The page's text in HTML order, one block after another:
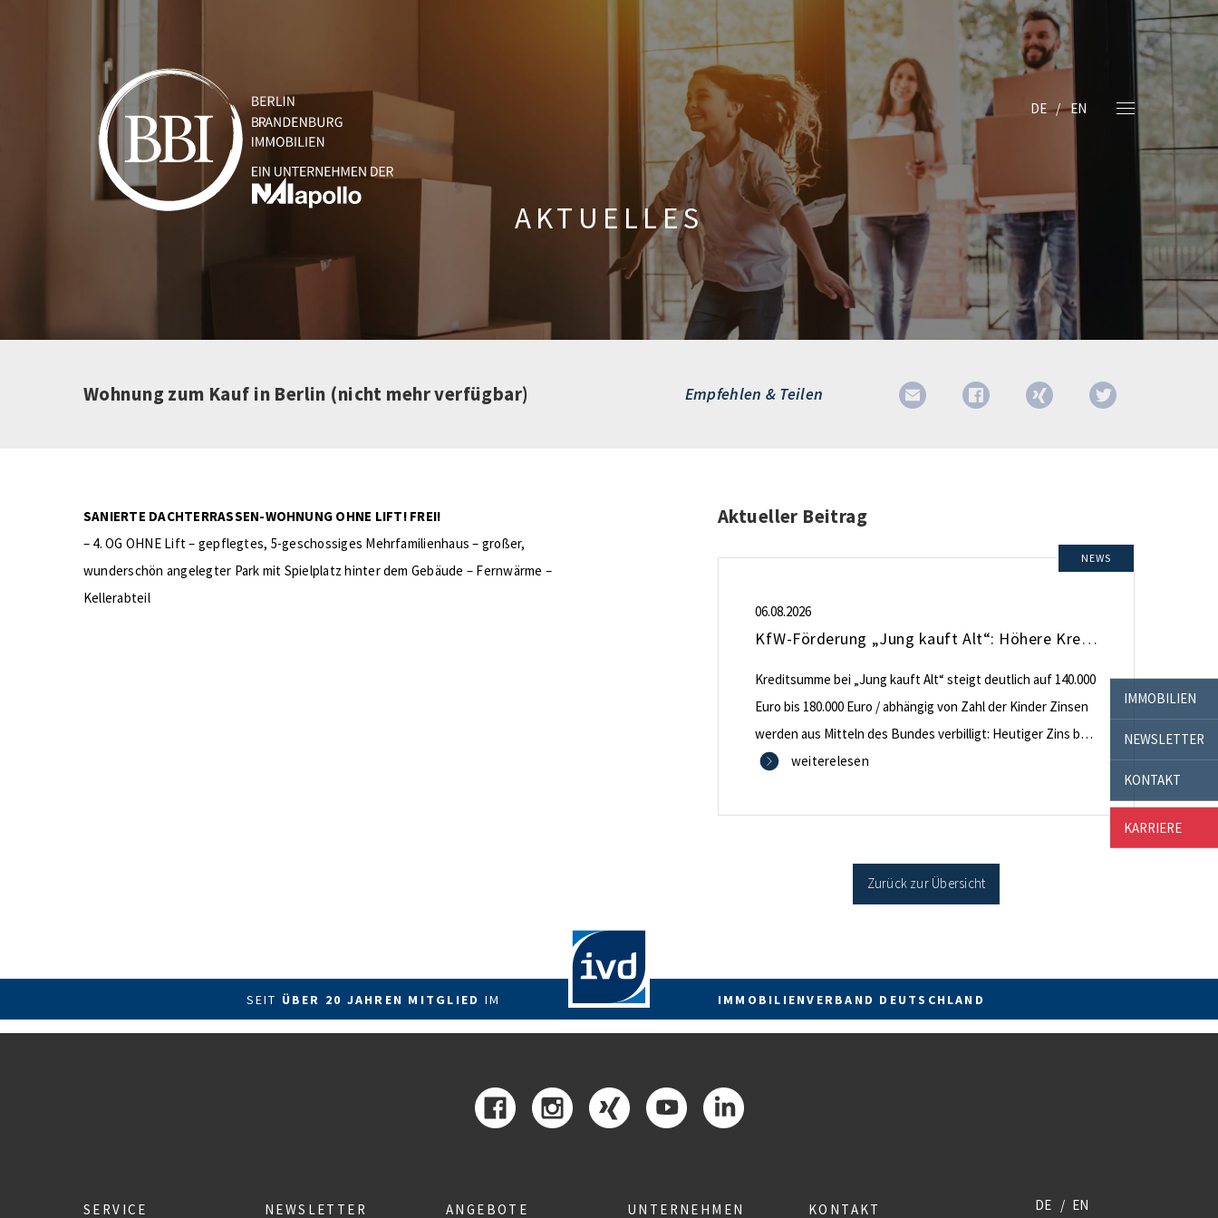
IMMOBILIEN
NEWSLETTER
KONTAKT
KARRIERE
DE EN
AKTUELLES
Wohnung zum Kauf in Berlin (nicht mehr verfügbar) Empfehlen & Teilen
SANIERTE DACHTERRASSEN-WOHNUNG OHNE LIFT! FREI!
– 4. OG OHNE Lift – gepflegtes, 5-geschossiges Mehrfamilienhaus – großer,
wunderschön angelegter Park mit Spielplatz hinter dem Gebäude – Fernwärme –
Kellerabteil
Aktueller Beitrag
NEWS
06.08.2026
KfW-Förderung „Jung kauft Alt“: Höhere Kredite ab August 2026
Kreditsumme bei „Jung kauft Alt“ steigt deutlich auf 140.000
Euro bis 180.000 Euro / abhängig von Zahl der Kinder Zinsen
werden aus Mitteln des Bundes verbilligt: Heutiger Zins bei
0,53 Prozent effektiv bei 35 Jahren Laufzeit und 10 Jahren
energetischer Sanierung binnen 54 Monaten nach
weiterelesen
Zurück zur Übersicht
SEIT ÜBER 20 JAHREN MITGLIED IM IMMOBILIENVERBAND DEUTSCHLAND
SERVICE NEWSLETTER ANGEBOTE UNTERNEHMEN KONTAKT DE EN